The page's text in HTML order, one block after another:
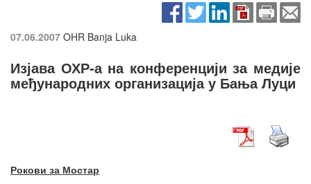
07.06.2007 OHR Banja Luka
Изјава ОХР-а на конференцији за медије
међународних организација у Бања Луци
Рокови за Мостар